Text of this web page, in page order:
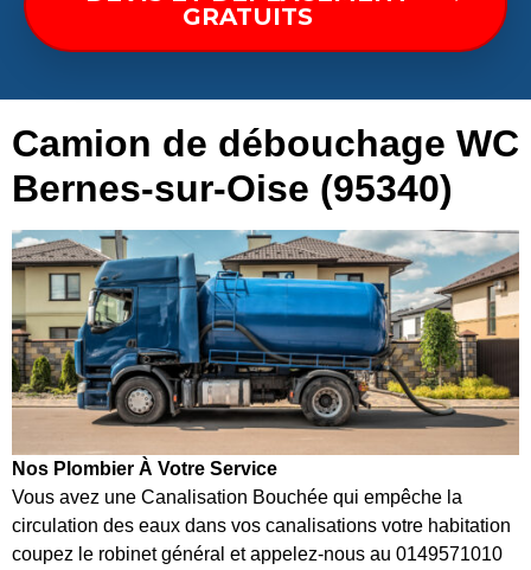
GRATUITS
Camion de débouchage WC
Bernes-sur-Oise (95340)
Nos Plombier À Votre Service
Vous avez une Canalisation Bouchée qui empêche la
circulation des eaux dans vos canalisations votre habitation
coupez le robinet général et appelez-nous au 0149571010